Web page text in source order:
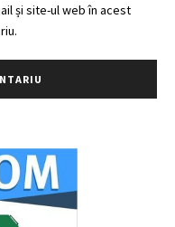
și site-ul web în acest